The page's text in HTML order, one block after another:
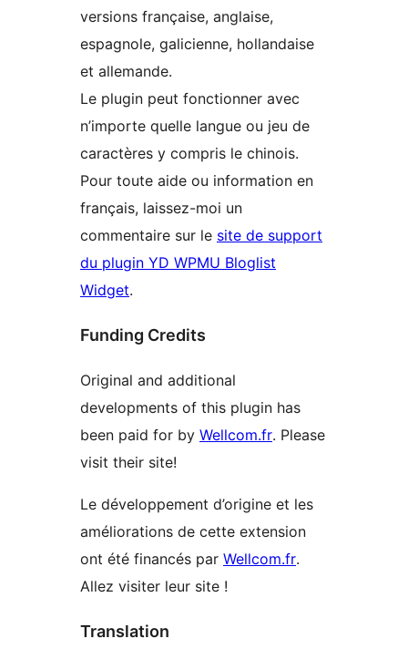
versions française, anglaise,
espagnole, galicienne, hollandaise
et allemande.
Le plugin peut fonctionner avec
n’importe quelle langue ou jeu de
caractères y compris le chinois.
Pour toute aide ou information en
français, laissez-moi un
commentaire sur le site de support
du plugin YD WPMU Bloglist
Widget.
Funding Credits
Original and additional
developments of this plugin has
been paid for by Wellcom.fr. Please
visit their site!
Le développement d’origine et les
améliorations de cette extension
ont été financés par Wellcom.fr.
Allez visiter leur site !
Translation